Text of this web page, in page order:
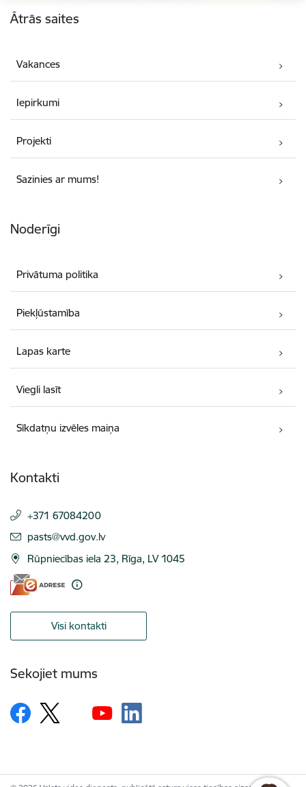
Ātrās saites
Vakances
Iepirkumi
Projekti
Sazinies ar mums!
Noderīgi
Privātuma politika
Piekļūstamība
Lapas karte
Viegli lasīt
Sīkdatņu izvēles maiņa
Kontakti
+371 67084200
E-pasts:
pasts@vvd.gov.lv
Rūpniecības iela 23, Rīga, LV 1045
Visi kontakti
Sekojiet mums